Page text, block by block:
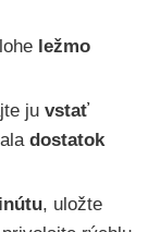
ležmo
ju vstať
dostatok
, uložte